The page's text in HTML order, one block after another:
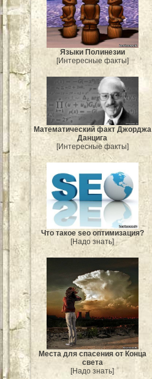
Языки Полинезии
[Интересные факты]
Mатематический факт Джорджа
Данцига
[Интересные факты]
Что такое seo оптимизация?
[Надо знать]
Места для спасения от Конца
света
[Надо знать]